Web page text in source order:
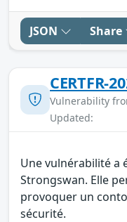
JSON Share
CERTFR-
Vulnerability
Updated:
Une vulnérabilité a
Strongswan. Elle
provoquer un
sécurité.